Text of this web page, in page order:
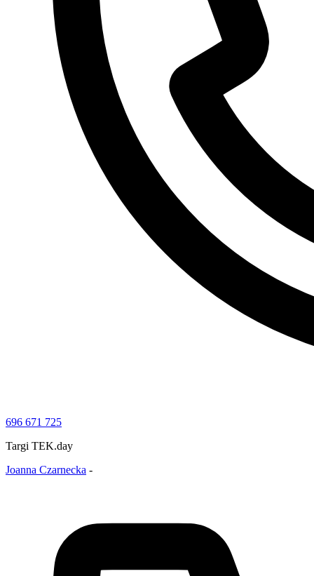
696 671 725
Targi TEK.day
Joanna Czarnecka -